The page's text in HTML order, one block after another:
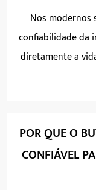
Nos modernos
confiabilidade da
diretamente a
POR QUE O
CONFIÁVEL